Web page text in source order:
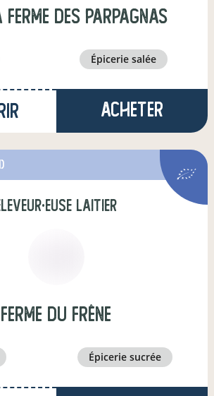
des parpagnas
épicerie salée
Acheter
laitier
ferme du frêne
épicerie sucrée